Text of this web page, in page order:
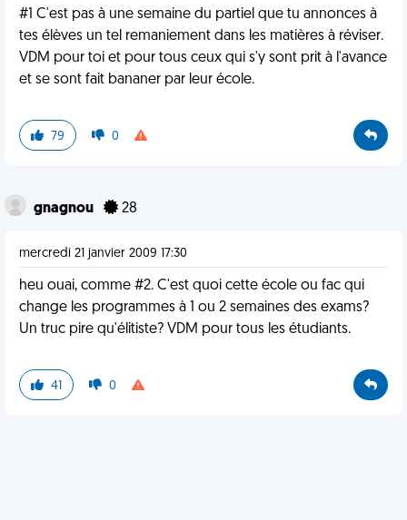
#1 C'est pas à une semaine du partiel que tu annonces à
tes élèves un tel remaniement dans les matières à réviser.
VDM pour toi et pour tous ceux qui s'y sont prit à l'avance
et se sont fait bananer par leur école.
79 0
gnagnou 28
mercredi 21 janvier 2009 17:30
heu ouai, comme #2. C'est quoi cette école ou fac qui
change les programmes à 1 ou 2 semaines des exams?
Un truc pire qu'élitiste? VDM pour tous les étudiants.
41 0